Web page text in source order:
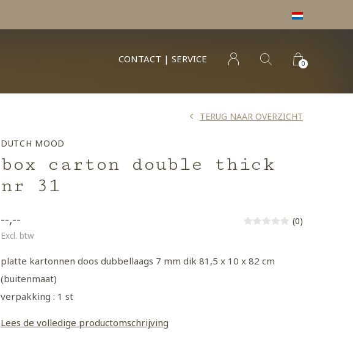
CONTACT | SERVICE 0
DUTCH MOOD
box carton double thick
nr 31
TERUG NAAR OVERZICHT
--,--
Excl. btw
(0)
platte kartonnen doos dubbellaags 7 mm dik 81,5 x 10 x 82 cm
(buitenmaat)
verpakking : 1 st
Lees de volledige productomschrijving